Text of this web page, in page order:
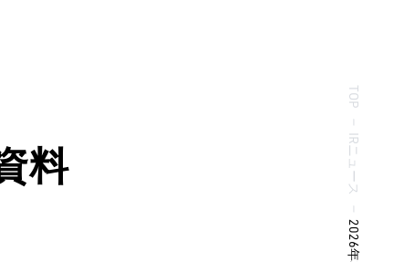
料
TOP
IRニュース